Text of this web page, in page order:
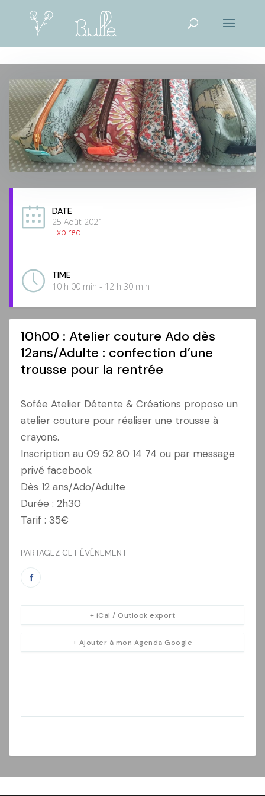
DATE
25 Août 2021
Expired!
TIME
10 h 00 min - 12 h 30 min
10h00 : Atelier couture Ado dès
12ans/Adulte : confection d’une
trousse pour la rentrée
Sofée Atelier Détente & Créations propose un
atelier couture pour réaliser une trousse à
crayons.
Inscription au 09 52 80 14 74 ou par message
privé facebook
Dès 12 ans/Ado/Adulte
Durée : 2h30
Tarif : 35€
PARTAGEZ CET ÉVÉNEMENT
+ Ajouter à mon Agenda Google
+ iCal / Outlook export